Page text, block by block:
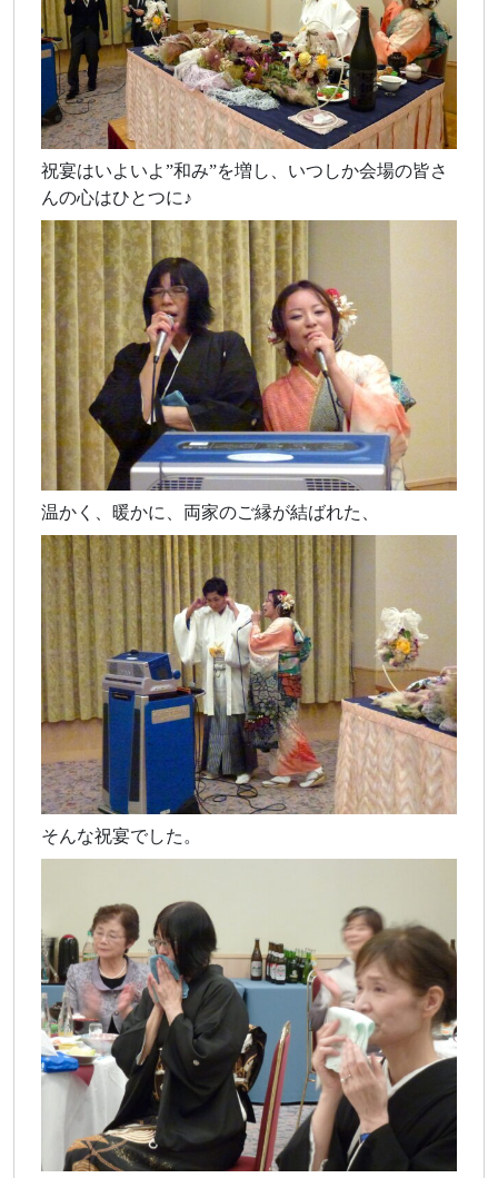
祝宴はいよいよ”和み”を増し、いつしか会場の皆さ
んの心はひとつに♪
温かく、暖かに、両家のご縁が結ばれた、
そんな祝宴でした。